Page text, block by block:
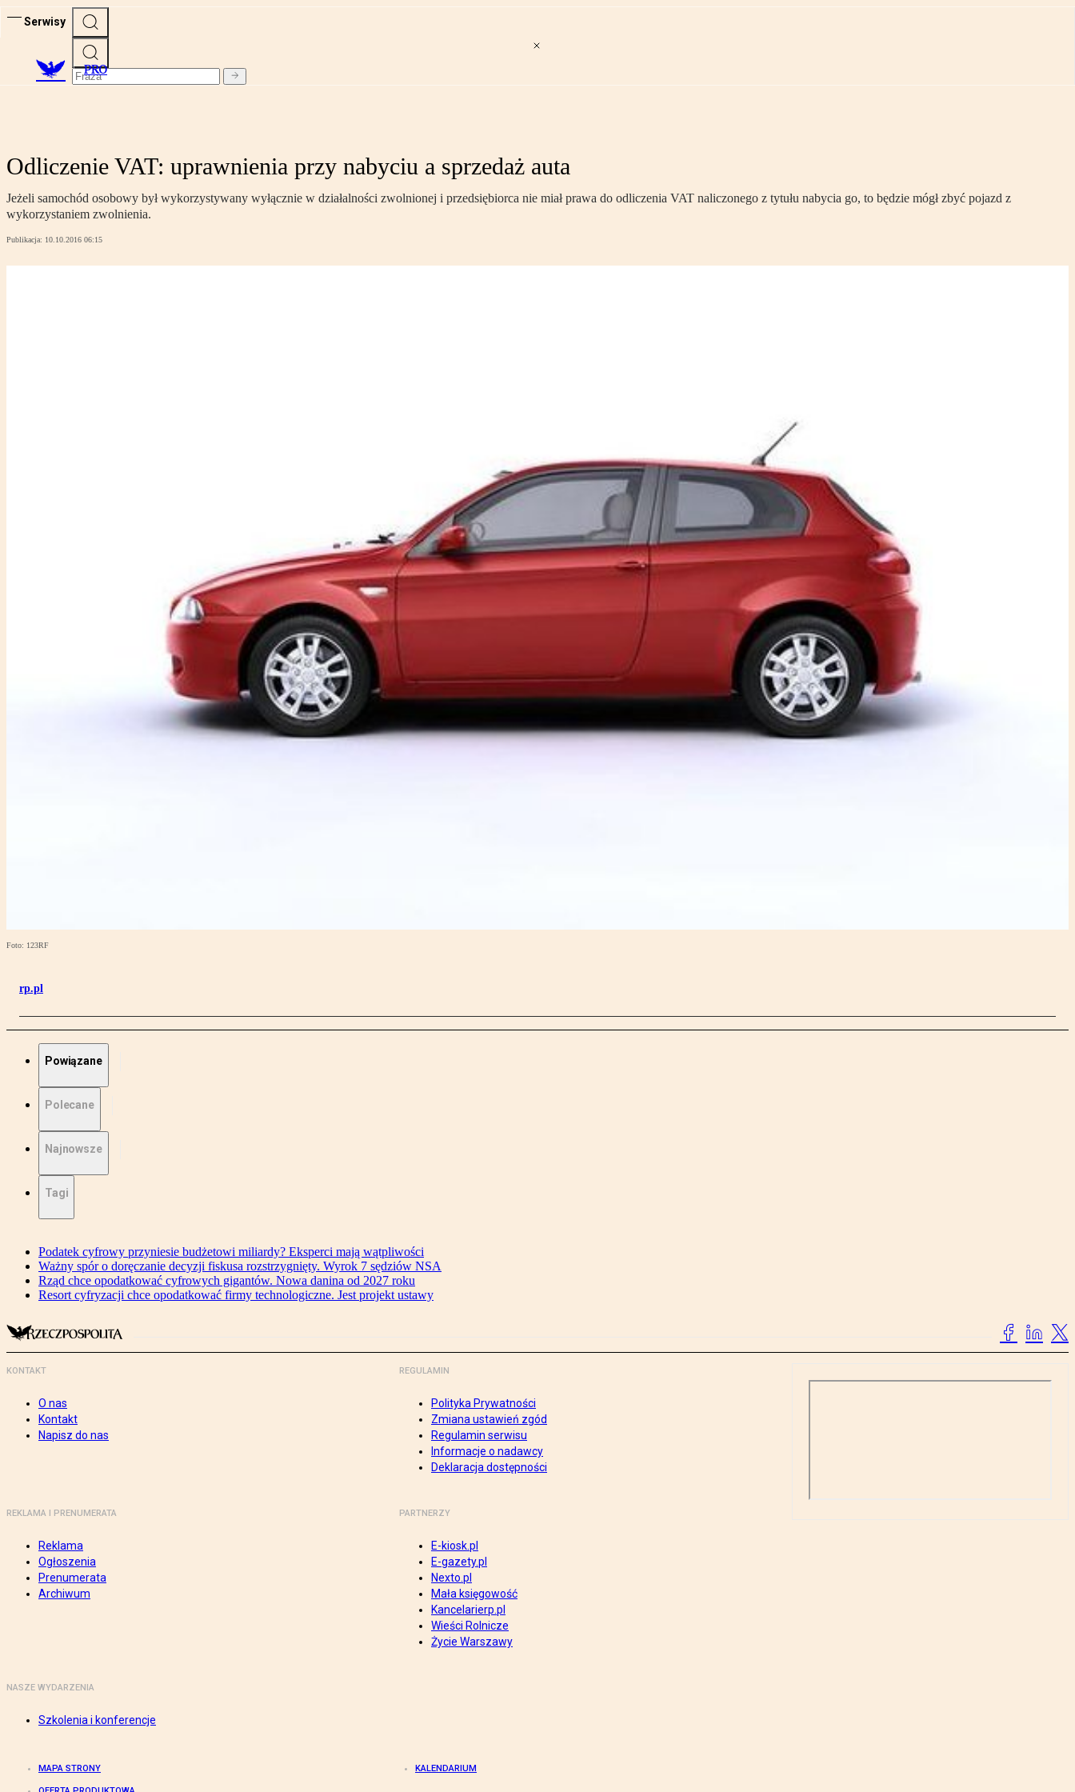
Serwisy
PRO
Odliczenie VAT: uprawnienia przy nabyciu a sprzedaż auta
Jeżeli samochód osobowy był wykorzystywany wyłącznie w działalności zwolnionej i przedsiębiorca nie miał prawa do odliczenia VAT naliczonego z tytułu nabycia go, to będzie mógł zbyć pojazd z
wykorzystaniem zwolnienia.
Publikacja: 10.10.2016 06:15
Foto: 123RF
rp.pl
Powiązane
Polecane
Najnowsze
Tagi
Podatek cyfrowy przyniesie budżetowi miliardy? Eksperci mają wątpliwości
Ważny spór o doręczanie decyzji fiskusa rozstrzygnięty. Wyrok 7 sędziów NSA
Rząd chce opodatkować cyfrowych gigantów. Nowa danina od 2027 roku
Resort cyfryzacji chce opodatkować firmy technologiczne. Jest projekt ustawy
KONTAKT
O nas
Kontakt
Napisz do nas
REGULAMIN
Polityka Prywatności
Zmiana ustawień zgód
Regulamin serwisu
Informacje o nadawcy
Deklaracja dostępności
REKLAMA I PRENUMERATA
Reklama
Ogłoszenia
Prenumerata
Archiwum
PARTNERZY
E-kiosk.pl
E-gazety.pl
Nexto.pl
Mała księgowość
Kancelarierp.pl
Wieści Rolnicze
Życie Warszawy
NASZE WYDARZENIA
Szkolenia i konferencje
MAPA STRONY KALENDARIUM